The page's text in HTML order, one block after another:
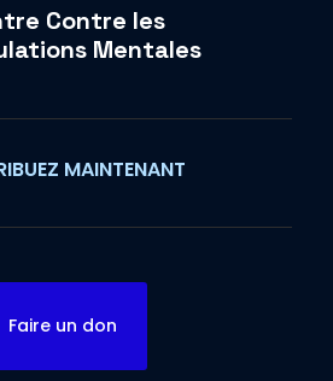
Contre les
Mentales
MAINTENANT
Faire un don